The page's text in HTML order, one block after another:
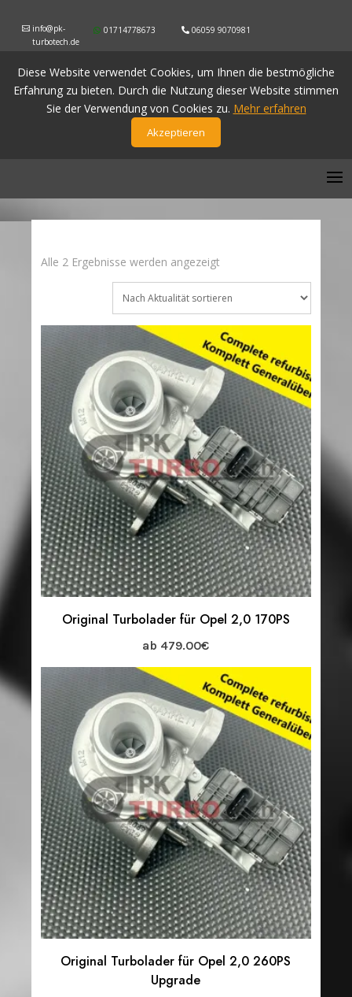
info@pk-
turbotech.de
Diese Website verwendet Cookies, um Ihnen die bestmögliche
Erfahrung zu bieten. Durch die Nutzung dieser Website stimmen
Sie der Verwendung von Cookies zu. Mehr erfahren
Akzeptieren
01714778673 06059 9070981
Alle 2 Ergebnisse werden angezeigtNach
Aktualität
sortiert
Original Turbolader für Opel 2,0 170PS
ab 479.00€
Original Turbolader für Opel 2,0 260PS
Upgrade